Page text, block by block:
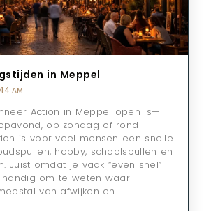
in Meppel
AM
Action in Meppel open is—
op zondag of rond
is voor veel mensen een snelle
hobby, schoolspullen en
Juist omdat je vaak “even snel”
handig om te weten waar
van afwijken en